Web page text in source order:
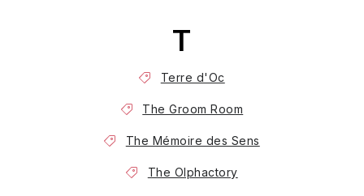
T
Terre d'Oc
The Groom Room
The Mémoire des Sens
The Olphactory